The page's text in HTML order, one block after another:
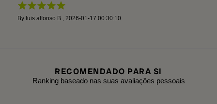
By luis alfonso B. 2026-01-17 00:30:10
RECOMENDADO PARA SI
Ranking baseado nas suas avaliações pessoais